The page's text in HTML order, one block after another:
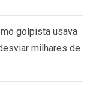
golpista usava
milhares de